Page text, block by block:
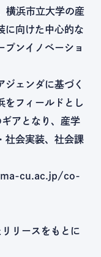
横浜市立大学の産
に向けた中心的な
プンイノベーショ
ェンダに基づく
をフィールドとし
アとなり、産学
社会実装、社会課
cu.ac.jp/co-
リースをもとに